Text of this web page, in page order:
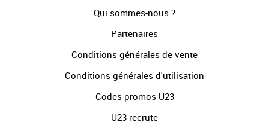
Qui sommes-nous ?
Partenaires
Conditions générales de vente
Conditions générales d'utilisation
Codes promos U23
U23 recrute